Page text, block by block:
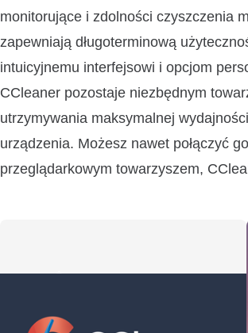
monitorujące i zdolności czyszczenia
zapewniają długoterminową
intuicyjnemu interfejsowi i opcjom
CCleaner pozostaje niezbędnym
utrzymywania maksymalnej
urządzenia. Możesz nawet połączyć
przeglądarkowym towarzyszem,